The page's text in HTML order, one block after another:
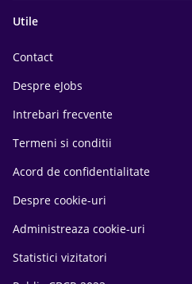
Utile
Contact
Despre eJobs
Intrebari frecvente
Termeni si conditii
Acord de confidentialitate
Despre cookie-uri
Administreaza cookie-uri
Statistici vizitatori